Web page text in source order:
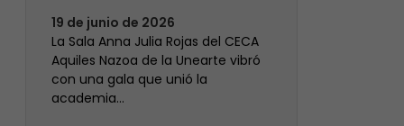
19 de junio de 2026
La Sala Anna Julia Rojas del CECA
Aquiles Nazoa de la Unearte vibró
con una gala que unió la
academia…